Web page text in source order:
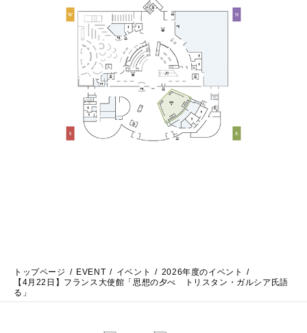
トップページ EVENT イベント
2026年度のイベント
【4月22日】フランス大使館「思想の夕べ トリスタン・ガルシア氏語
る」